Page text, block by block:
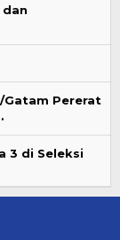
dan
Gatam Pererat
3 di Seleksi